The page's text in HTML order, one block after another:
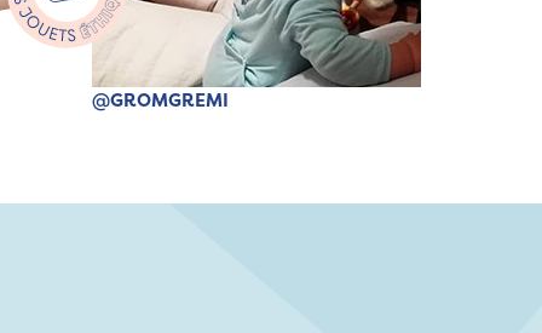
@GROMGREMI